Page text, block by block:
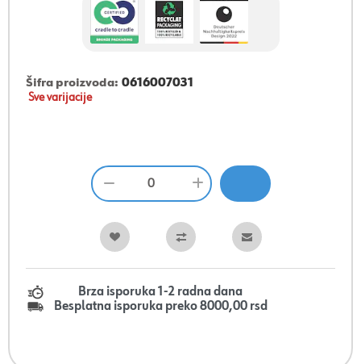
Šifra proizvoda: 0616007031
Sve varijacije
Brza isporuka 1-2 radna dana
Besplatna isporuka preko 8000,00 rsd